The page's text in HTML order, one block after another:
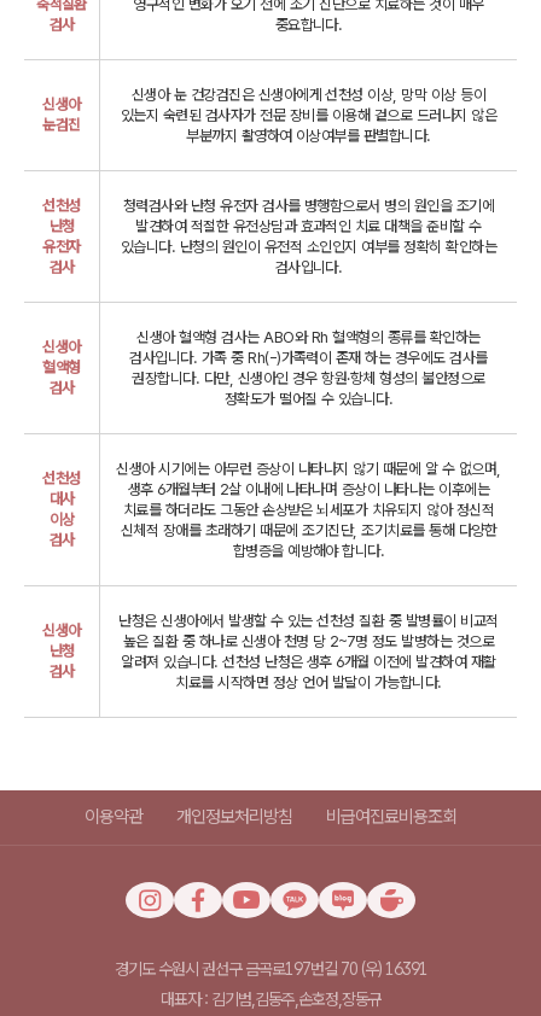
축적질환
검사
영구적인 변화가 오기 전에 조기 진단으로 치료하는 것이 매우
중요합니다.
신생아
눈검진
신생아 눈 건강검진은 신생아에게 선천성 이상, 망막 이상 등이
있는지 숙련된 검사자가 전문 장비를 이용해 겉으로 드러나지 않은
부분까지 촬영하여 이상여부를 판별합니다.
선천성
난청
유전자
검사
청력검사와 난청 유전자 검사를 병행함으로서 병의 원인을 조기에
발견하여 적절한 유전상담과 효과적인 치료 대책을 준비할 수
있습니다. 난청의 원인이 유전적 소인인지 여부를 정확히 확인하는
검사입니다.
신생아
혈액형
검사
신생아 혈액형 검사는 ABO와 Rh 혈액형의 종류를 확인하는
검사입니다. 가족 중 Rh(-)가족력이 존재 하는 경우에도 검사를
권장합니다. 다만, 신생아인 경우 항원·항체 형성의 불안정으로
정확도가 떨어질 수 있습니다.
선천성
대사
이상
검사
신생아 시기에는 아무런 증상이 나타나지 않기 때문에 알 수 없으며,
생후 6개월부터 2살 이내에 나타나며 증상이 나타나는 이후에는
치료를 하더라도 그동안 손상받은 뇌세포가 치유되지 않아정신적
신체적 장애를 초래하기 때문에 조기진단, 조기치료를 통해 다양한
합병증을 예방해야 합니다.
신생아
난청
검사
난청은 신생아에서 발생할 수 있는 선천성 질환 중 발병률이 비교적
높은 질환 중 하나로 신생아 천명 당 2~7명 정도 발병하는 것으로
알려져 있습니다.선천성 난청은 생후 6개월 이전에 발견하여 재활
치료를 시작하면 정상 언어 발달이 가능합니다.
이용약관 개인정보처리방침 비급여진료비용조회
경기도 수원시 권선구 금곡로197번길 70 (우) 16391
대표자 : 김기범,김동주,손호정,장동규